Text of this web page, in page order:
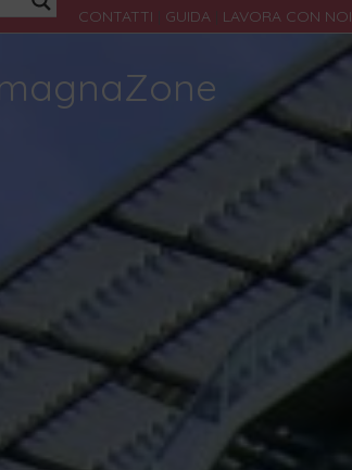
CONTATTI GUIDA LAVORA CON NOI